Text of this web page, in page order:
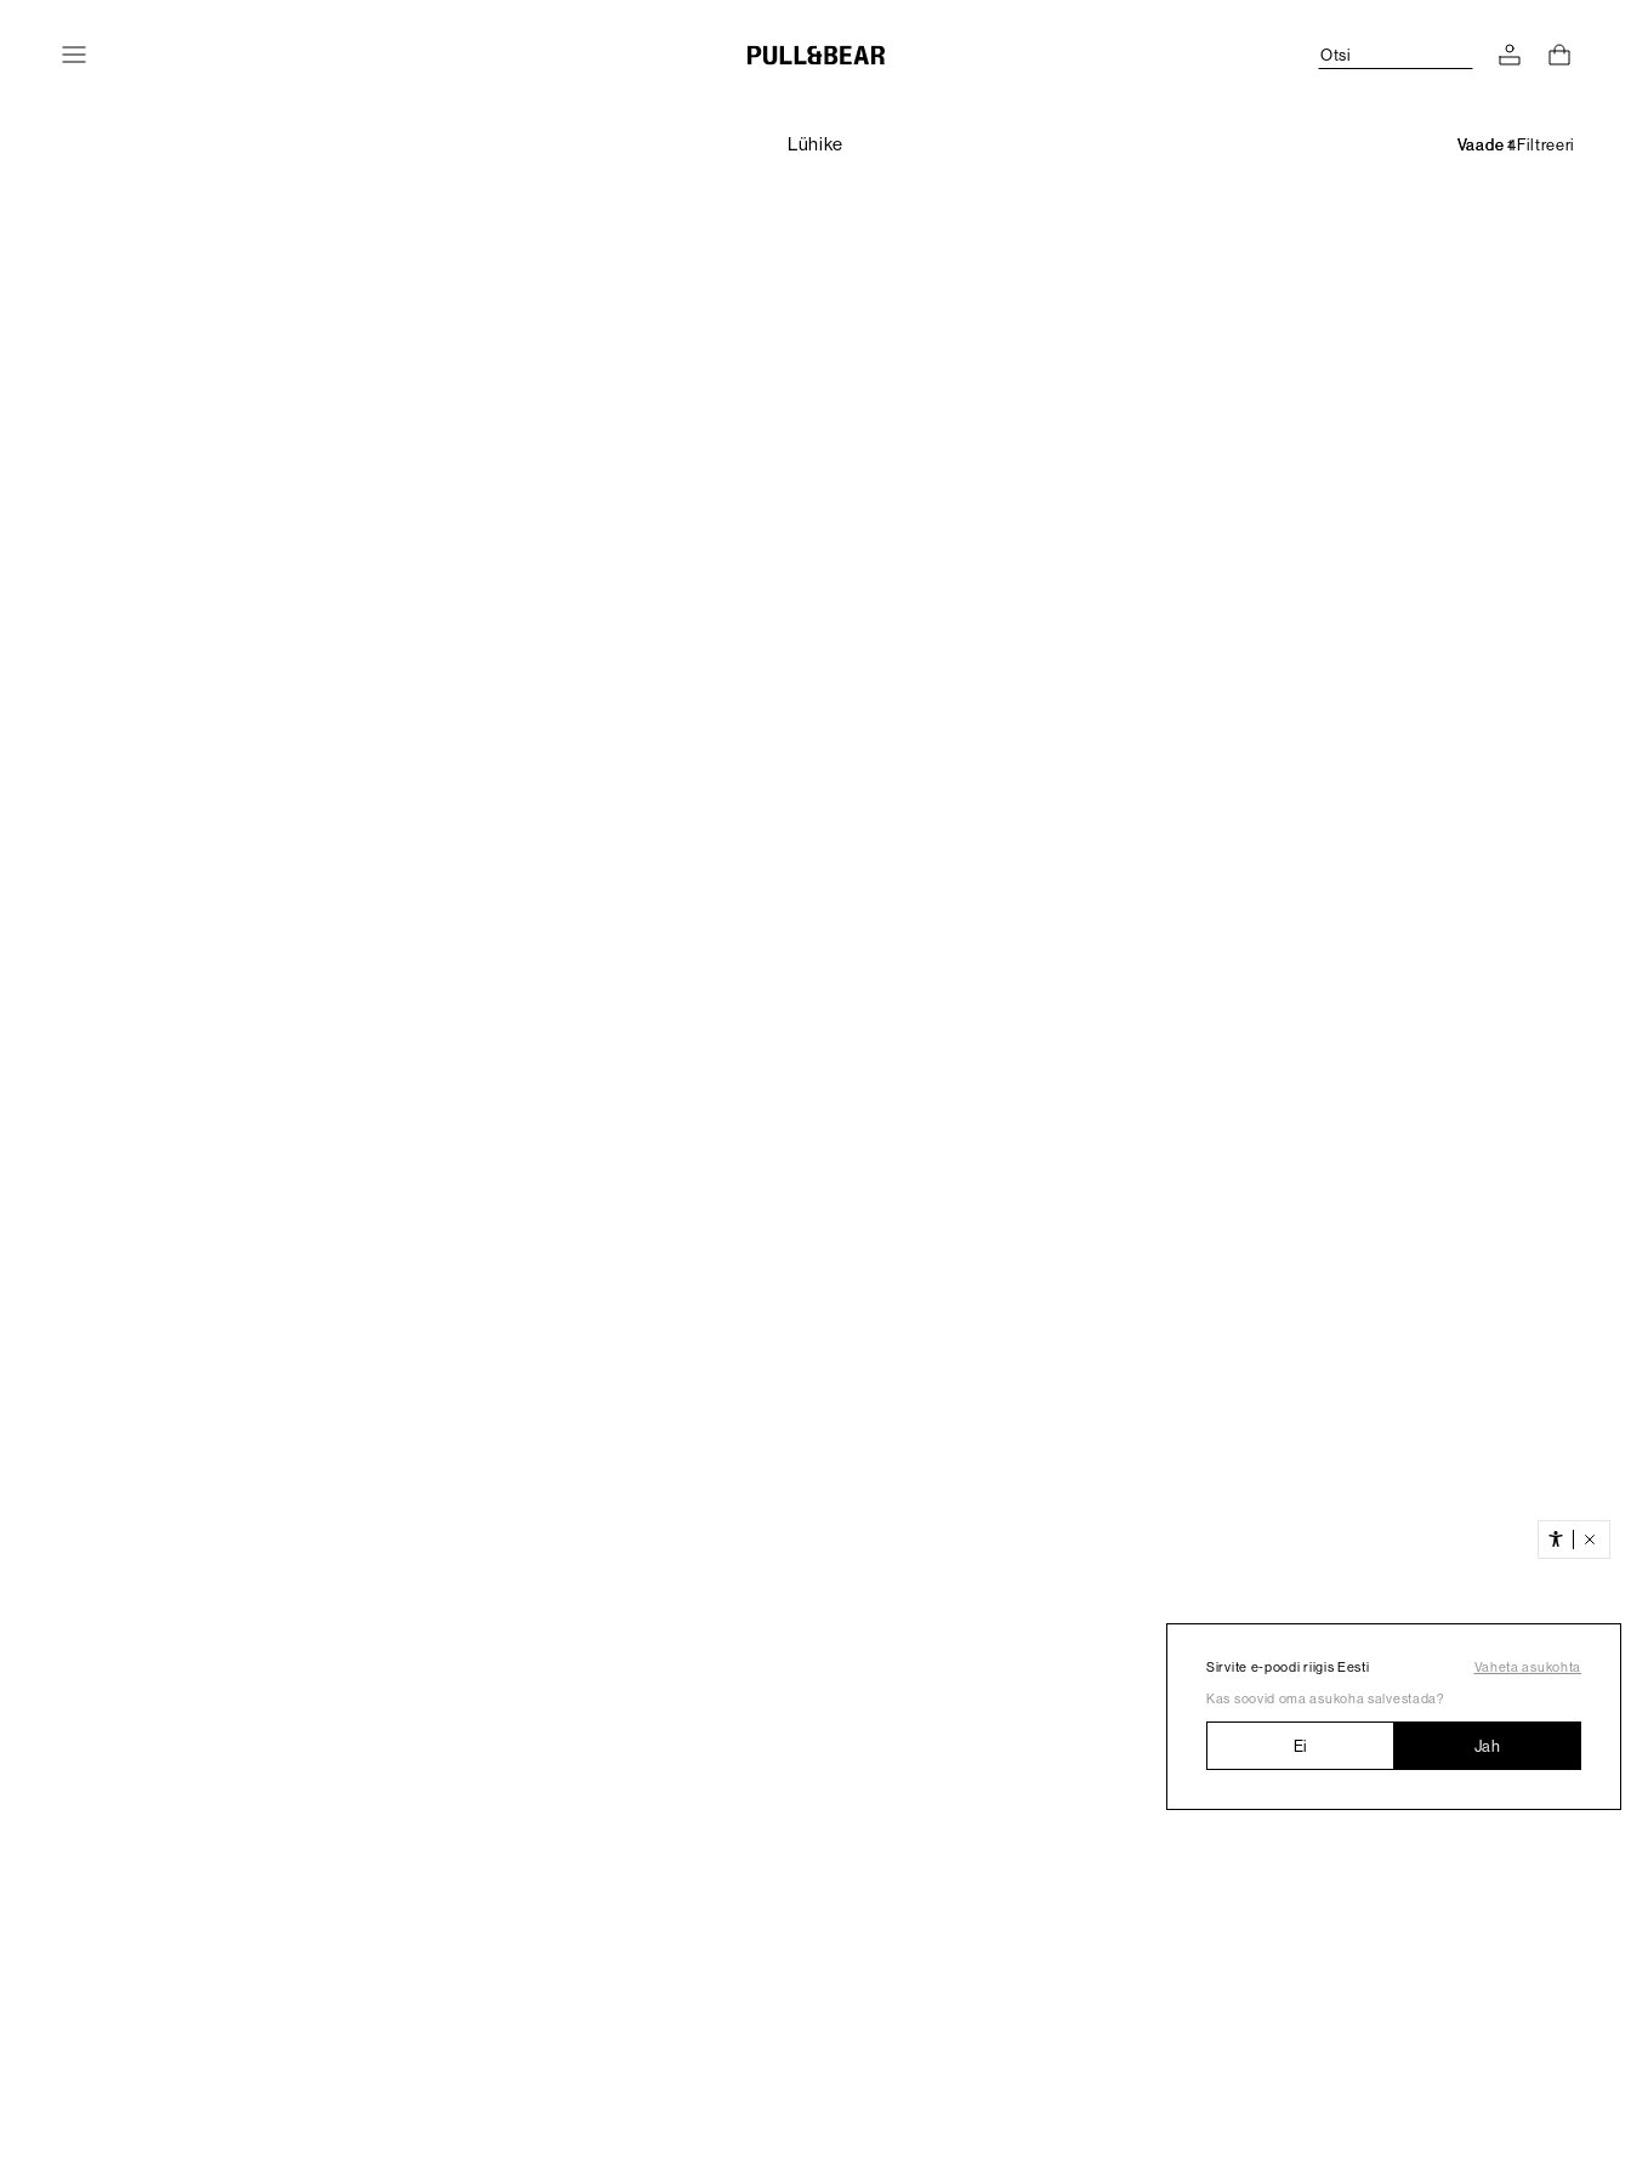
Otsi
Lühike Filtreeri
Sirvite e-poodi riigis Eesti
Vaheta asukohta
Kas soovid oma asukoha salvestada?
Ei Jah